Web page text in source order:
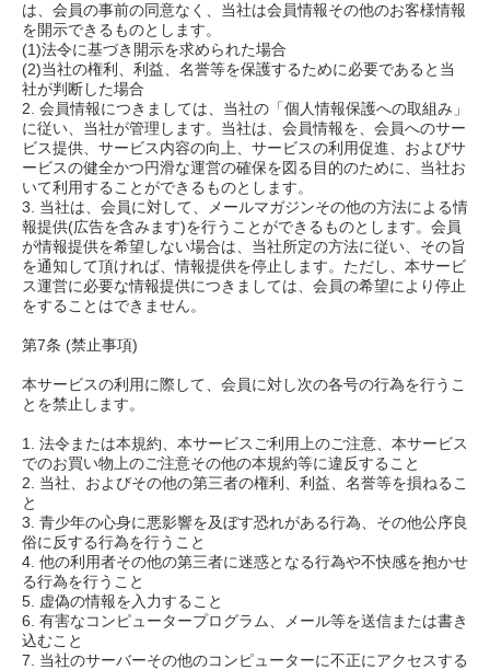
は、会員の事前の同意なく、当社は会員情報その他のお客様情報
を開示できるものとします。
(1)法令に基づき開示を求められた場合
(2)当社の権利、利益、名誉等を保護するために必要であると当
社が判断した場合
2. 会員情報につきましては、当社の「個人情報保護への取組み」
に従い、当社が管理します。当社は、会員情報を、会員へのサー
ビス提供、サービス内容の向上、サービスの利用促進、およびサ
ービスの健全かつ円滑な運営の確保を図る目的のために、当社お
いて利用することができるものとします。
3. 当社は、会員に対して、メールマガジンその他の方法による情
報提供(広告を含みます)を行うことができるものとします。会員
が情報提供を希望しない場合は、当社所定の方法に従い、その旨
を通知して頂ければ、情報提供を停止します。ただし、本サービ
ス運営に必要な情報提供につきましては、会員の希望により停止
をすることはできません。
第7条 (禁止事項)
本サービスの利用に際して、会員に対し次の各号の行為を行うこ
とを禁止します。
1. 法令または本規約、本サービスご利用上のご注意、本サービス
でのお買い物上のご注意その他の本規約等に違反すること
2. 当社、およびその他の第三者の権利、利益、名誉等を損ねるこ
と
3. 青少年の心身に悪影響を及ぼす恐れがある行為、その他公序良
俗に反する行為を行うこと
4. 他の利用者その他の第三者に迷惑となる行為や不快感を抱かせ
る行為を行うこと
5. 虚偽の情報を入力すること
6. 有害なコンピュータープログラム、メール等を送信または書き
込むこと
7. 当社のサーバーその他のコンピューターに不正にアクセスする